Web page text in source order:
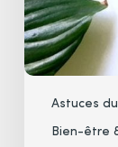
Astuces
Bien-être